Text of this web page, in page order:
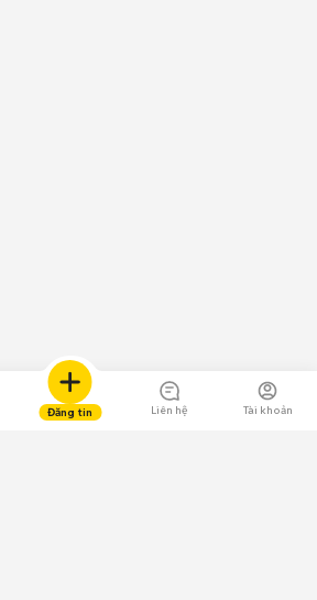
Đăng tin Liên hệ Tài khoản